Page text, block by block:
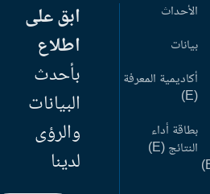
الأحداث
بيانات
أكاديمية المعرفة
بطاقة أداء
النتائج (E)
ابق على
اطلاع
بأحدث
البيانات
والرؤى
لدينا